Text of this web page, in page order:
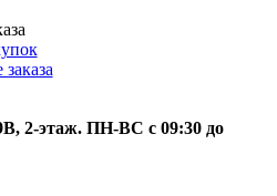
2-этаж. ПН-ВС с 09:30 до